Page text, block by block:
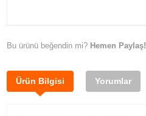
Bu ürünü beğendin mi? Hemen Paylaş!
Ürün Bilgisi Yorumlar